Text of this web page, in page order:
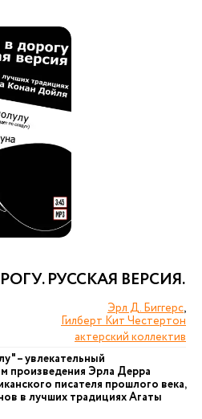
РУССКАЯ ВЕРСИЯ.
Эрл Д. Биггерс,
Гилберт Кит Честертон
актерский коллектив
– увлекательный
произведения Эрла Дерра
писателя прошлого века,
в лучших традициях Агаты